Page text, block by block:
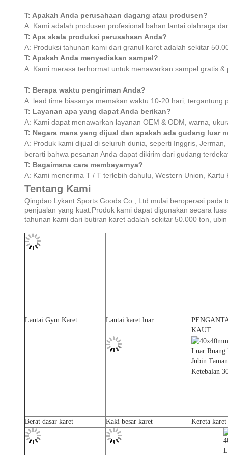
T: Apakah Anda perusahaan dagang atau produsen?
A: Kami adalah produsen profesional bahan lantai olahraga
T: Apa skala produksi perusahaan Anda?
A: Produksi tahunan kami dari granul karet adalah sekitar
T: Apakah Anda menyediakan sampel?
A: Kami merasa terhormat untuk menawarkan sampel gratis &
T: Berapa waktu pengiriman Anda?
A: lead time biasanya memakan waktu 10-20 hari, tergantung
T: Layanan apa yang dapat Anda berikan?
A: Kami dapat menawarkan layanan OEM & ODM, warna,
T: Negara mana yang dijual dan apakah ada gudang luar
A: Produk kami dijual di seluruh dunia, seperti Inggris,
berarti bahwa pesanan Anda dapat dikirim dari gudang
T: Bagaimana cara membayarnya?
A: Kami menerima T / T terlebih dahulu, Western Union,
Tentang Kami
Qingdao Lykant Sports Goods Co., Ltd mulai beroperasi
penjualan yang kuat.Produk kami dapat digunakan secara
tahunan kami dari butiran karet adalah sekitar 50.000 ton,
Lantai Gym Karet Lantai karet luar
KAUT
Berat dasar karet Kaki besar karet Kereta karet